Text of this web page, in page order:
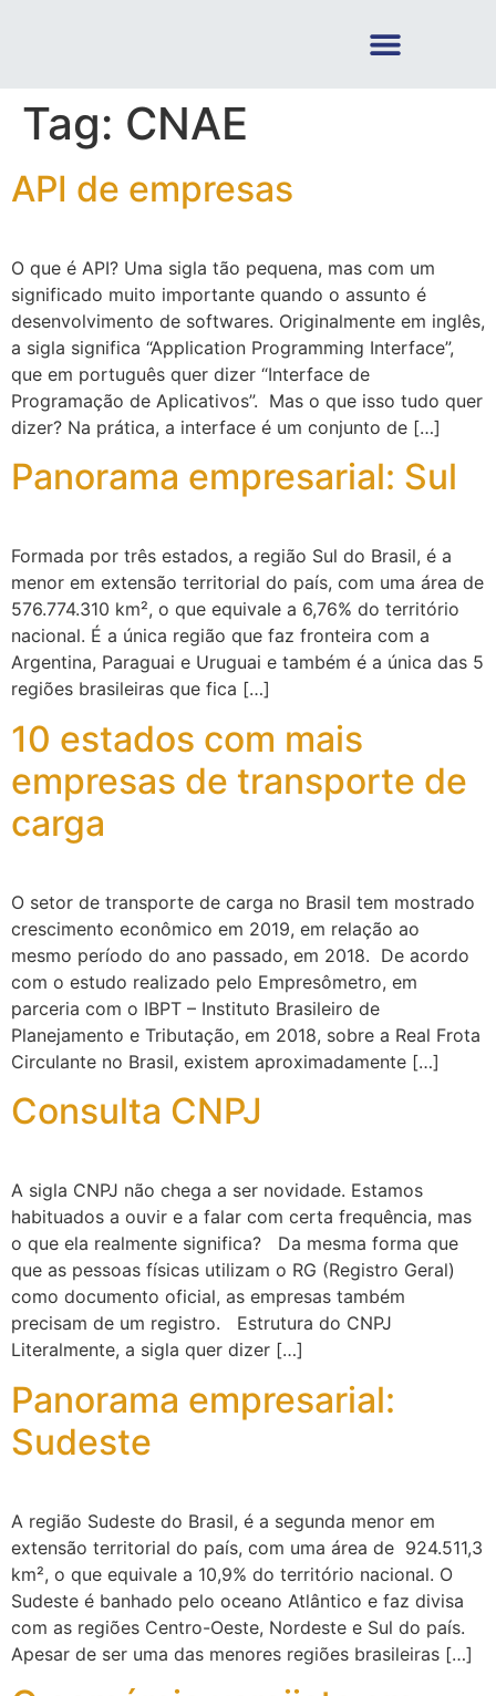
Tag: CNAE
API de empresas
O que é API? Uma sigla tão pequena, mas com um
significado muito importante quando o assunto é
desenvolvimento de softwares. Originalmente em inglês,
a sigla significa “Application Programming Interface”,
que em português quer dizer “Interface de
Programação de Aplicativos”. Mas o que isso tudo quer
dizer? Na prática, a interface é um conjunto de […]
Panorama empresarial: Sul
Formada por três estados, a região Sul do Brasil, é a
menor em extensão territorial do país, com uma área de
576.774.310 km², o que equivale a 6,76% do território
nacional. É a única região que faz fronteira com a
Argentina, Paraguai e Uruguai e também é a única das 5
regiões brasileiras que fica […]
10 estados com mais
empresas de transporte de
carga
O setor de transporte de carga no Brasil tem mostrado
crescimento econômico em 2019, em relação ao
mesmo período do ano passado, em 2018. De acordo
com o estudo realizado pelo Empresômetro, em
parceria com o IBPT – Instituto Brasileiro de
Planejamento e Tributação, em 2018, sobre a Real Frota
Circulante no Brasil, existem aproximadamente […]
Consulta CNPJ
A sigla CNPJ não chega a ser novidade. Estamos
habituados a ouvir e a falar com certa frequência, mas
o que ela realmente significa? Da mesma forma que
que as pessoas físicas utilizam o RG (Registro Geral)
como documento oficial, as empresas também
precisam de um registro. Estrutura do CNPJ
Literalmente, a sigla quer dizer […]
Panorama empresarial:
Sudeste
A região Sudeste do Brasil, é a segunda menor em
extensão territorial do país, com uma área de 924.511,3
km², o que equivale a 10,9% do território nacional. O
Sudeste é banhado pelo oceano Atlântico e faz divisa
com as regiões Centro-Oeste, Nordeste e Sul do país.
Apesar de ser uma das menores regiões brasileiras […]